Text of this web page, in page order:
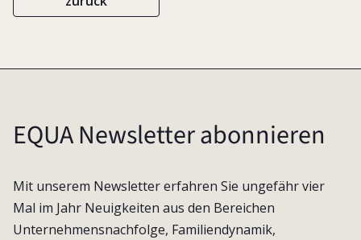
EQUA Newsletter abonnieren
Mit unserem Newsletter erfahren Sie ungefähr vier
Mal im Jahr Neuigkeiten aus den Bereichen
Unternehmensnachfolge, Familiendynamik,